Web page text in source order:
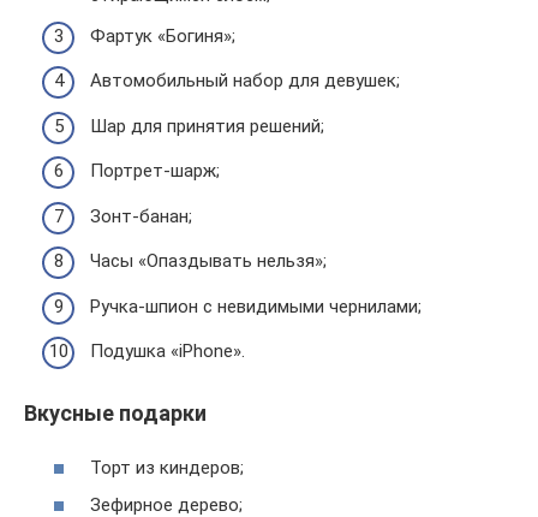
Фартук «Богиня»;
Автомобильный набор для девушек;
Шар для принятия решений;
Портрет-шарж;
Зонт-банан;
Часы «Опаздывать нельзя»;
Ручка-шпион с невидимыми чернилами;
Подушка «iPhone».
Вкусные подарки
Торт из киндеров;
Зефирное дерево;